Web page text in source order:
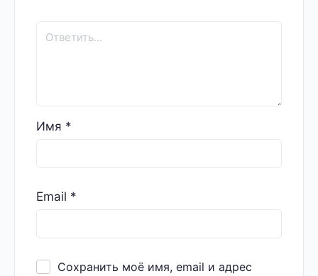
Имя *
Email *
Сохранить моё имя, email и адрес